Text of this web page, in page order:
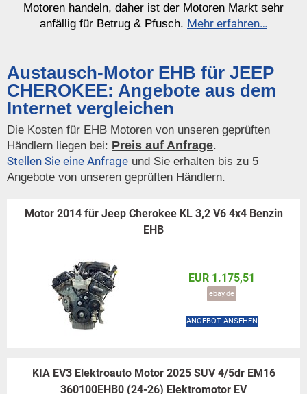
Motoren handeln, daher ist der Motoren Markt sehr
anfällig für Betrug & Pfusch. Mehr erfahren…
Austausch-Motor EHB für JEEP
CHEROKEE: Angebote aus dem
Internet vergleichen
Die Kosten für EHB Motoren von unseren geprüften
Händlern liegen bei: Preis auf Anfrage.
Stellen Sie eine Anfrage und Sie erhalten bis zu 5
Angebote von unseren geprüften Händlern.
Motor 2014 für Jeep Cherokee KL 3,2 V6 4x4 Benzin
EHB
EUR 1.175,51
ebay.de
ANGEBOT ANSEHEN
KIA EV3 Elektroauto Motor 2025 SUV 4/5dr EM16
360100EHB0 (24-26) Elektromotor EV